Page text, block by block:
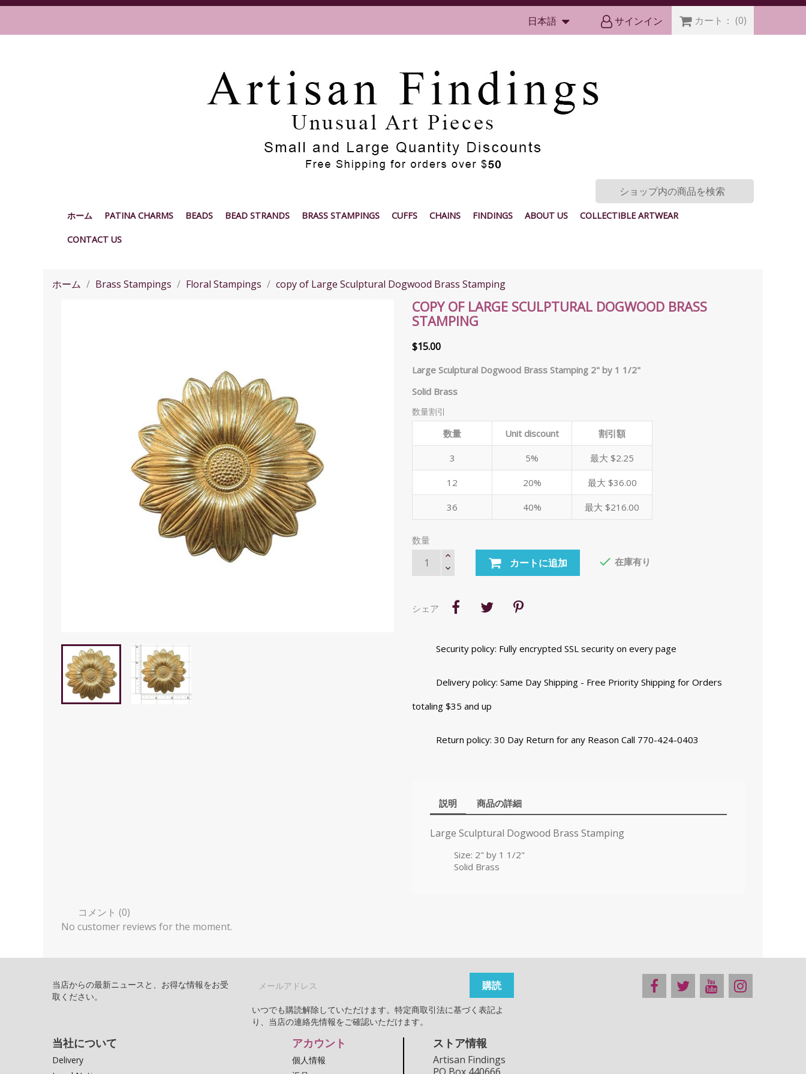
日本語 サインイン カート： (0)
ホーム PATINA CHARMS BEADS BEAD STRANDS BRASS STAMPINGS CUFFS CHAINS FINDINGS ABOUT US COLLECTIBLE ARTWEAR
CONTACT US
ホーム Brass Stampings Floral Stampings copy of Large Sculptural Dogwood Brass Stamping
COPY OF LARGE SCULPTURAL DOGWOOD BRASS
STAMPING
$15.00
Large Sculptural Dogwood Brass Stamping 2" by 1 1/2"
Solid Brass
数量割引
数量 Unit discount 割引額
3 5% 最大 $2.25
12 20% 最大 $36.00
36 40% 最大 $216.00
数量
カートに追加  在庫有り
シェア
Security policy: Fully encrypted SSL security on every page
Delivery policy: Same Day Shipping - Free Priority Shipping for Orders
totaling $35 and up
Return policy: 30 Day Return for any Reason Call 770-424-0403
説明 商品の詳細
Large Sculptural Dogwood Brass Stamping
Size: 2" by 1 1/2"
Solid Brass
コメント (0)
No customer reviews for the moment.
当店からの最新ニュースと、お得な情報をお受
取ください。
いつでも購読解除していただけます。特定商取引法に基づく表記よ
り、当店の連絡先情報をご確認いただけます。
当社について
Delivery
アカウント
個人情報
ストア情報
Artisan Findings